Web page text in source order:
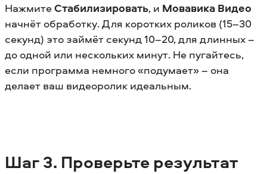
НажмитеСтабилизировать, и Мовавика Видео
начнёт обработку. Для коротких роликов (15–30
секунд) это займёт секунд 10–20, для длинных –
до одной или нескольких минут. Не пугайтесь,
если программа немного «подумает» – она
делает ваш видеоролик идеальным.
Шаг 3. Проверьте результат